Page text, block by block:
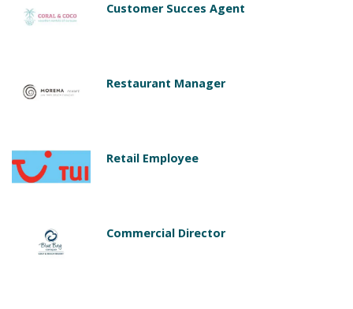
Customer Succes Agent
Restaurant Manager
Retail Employee
Commercial Director